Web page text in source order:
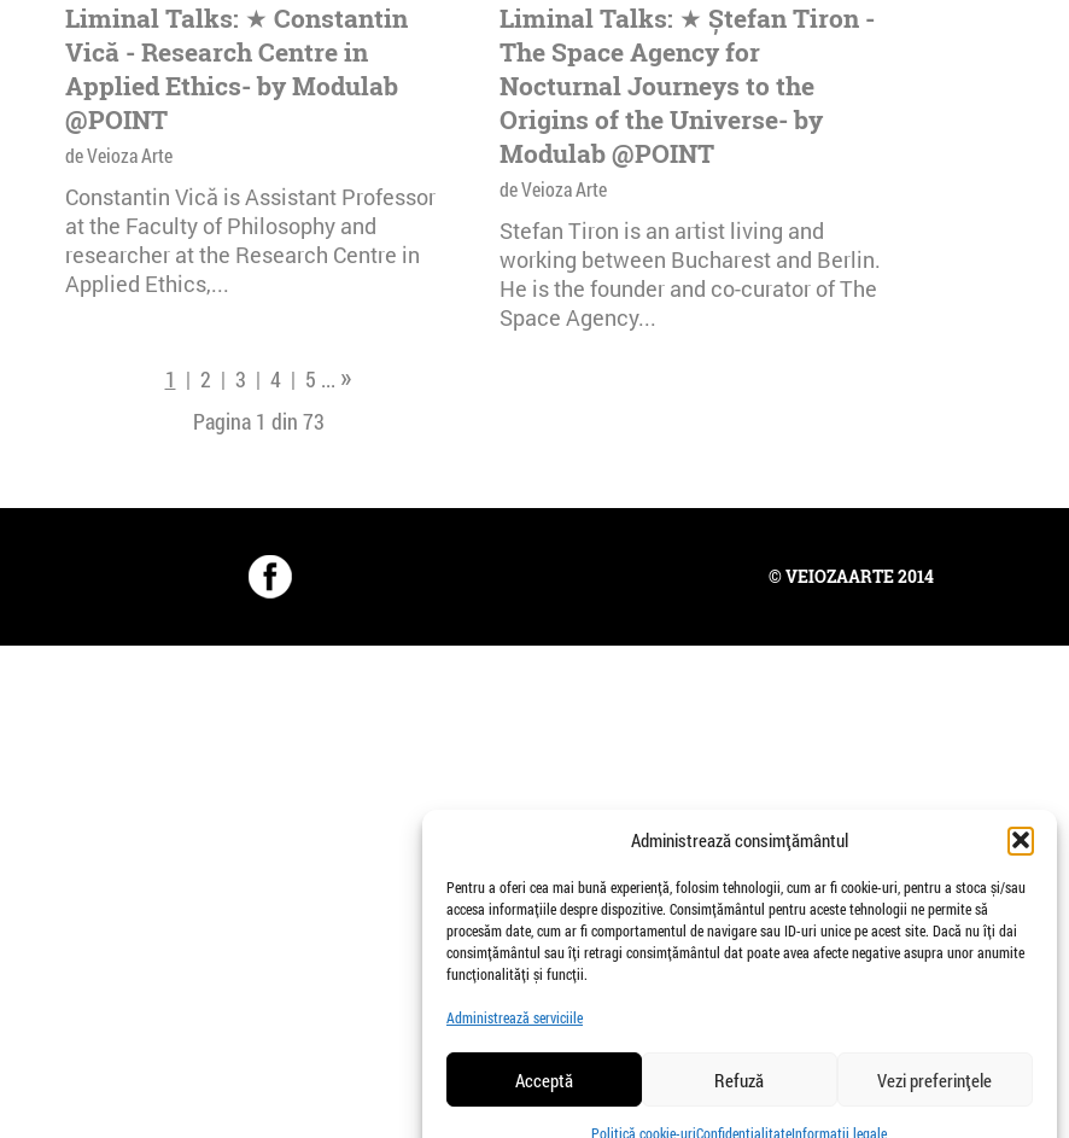
Administrează consimțământul
Pentru a oferi cea mai bună experiență, folosim tehnologii, cum ar fi cookie-uri, pentru a stoca și/sau
accesa informațiile despre dispozitive. Consimțământul pentru aceste tehnologii ne permite să
procesăm date, cum ar fi comportamentul de navigare sau ID-uri unice pe acest site. Dacă nu îți dai
consimțământul sau îți retragi consimțământul dat poate avea afecte negative asupra unor anumite
funcționalități și funcții.
Administrează serviciile
Acceptă Refuză Vezi preferințele
Politică cookie-uriConfidențialitateInformații legale
Liminal Talks: ★ Constantin
Vică - Research Centre in
Applied Ethics- by Modulab
@POINT
de Veioza Arte
Constantin Vică is Assistant Professor
at the Faculty of Philosophy and
researcher at the Research Centre in
Applied Ethics,...
Liminal Talks: ★ Ștefan Tiron -
The Space Agency for
Nocturnal Journeys to the
Origins of the Universe- by
Modulab @POINT
de Veioza Arte
Stefan Tiron is an artist living and
working between Bucharest and Berlin.
He is the founder and co-curator of The
Space Agency...
1 | 2 | 3 | 4| 5 ... »
Pagina 1 din 73
© VEIOZAARTE 2014